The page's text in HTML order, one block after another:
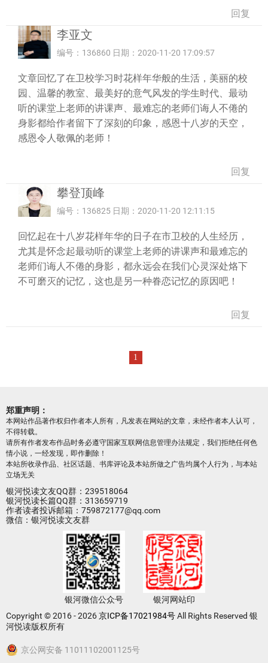
回复
李亚文
编号：136860 日期：2020-11-20 17:09:57
文章回忆了在卫校学习时花样年华般的生活，美丽的校
园、温馨的教室、最美好的意气风发的学生时代、最动
听的课堂上老师的讲课声、最难忘的老师们诲人不倦的
身影都给作者留下了深刻的印象，感恩十八岁的天空，
感恩令人敬佩的老师！
回复
攀登顶峰
编号：136825 日期：2020-11-20 12:11:15
回忆起在十八岁花样年华的日子在市卫校的人生经历，
尤其是怀念起最动听的课堂上老师的讲课声和最难忘的
老师们诲人不倦的身影，都永远会在我们心灵深处烙下
不可磨灭的记忆，这也是另一种眷恋记忆的原因吧！
回复
1
郑重声明：
本网站作品著作权归作者本人所有，凡发表在网站的文章，未经作者本人认可，
不得转载。
请所有作者发布作品时务必遵守国家互联网信息管理办法规定，我们拒绝任何色
情小说，一经发现，即作删除！
本站所收录作品、社区话题、书库评论及本站所做之广告均属个人行为，与本站
立场无关
银河悦读文友QQ群：239518064
银河悦读长篇QQ群：313659719
作者读者投诉邮箱：759872177@qq.com
微信：银河悦读文友群
银河微信公众号
银河网站印
Copyright © 2016 - 2026京ICP备17021984号All Rights Reserved 银
河悦读版权所有
京公网安备 11011102001125号